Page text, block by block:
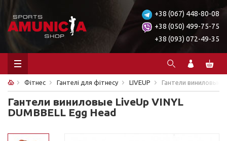
+38 (067) 448-80-08
+38 (050) 499-75-75
+38 (093) 072-49-35
Фітнес Гантелі для фітнесу LIVEUP Гантели виниловые
Гантели виниловые LiveUp VINYL
DUMBBELL Egg Head